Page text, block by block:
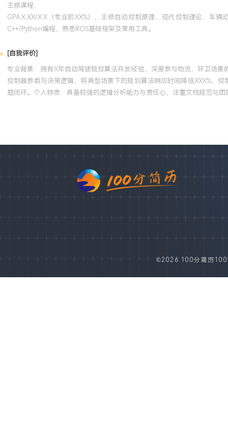
主修课程：
GPA X.XX/X.X（专业前XX%），主修自动控制原理、现代控制理论、车
C++/Python编程，熟悉ROS基础框架及常用工具。
[自我评价]
专业背景：拥有X年自动驾驶规控算法开发经验，深度参与物流、环卫场
控制器参数与决策逻辑，将典型场景下的规划算法响应时间降低XXX%，
题闭环。个人特质：具备较强的逻辑分析能力与责任心，注重文档规范与
©2026 100分简历